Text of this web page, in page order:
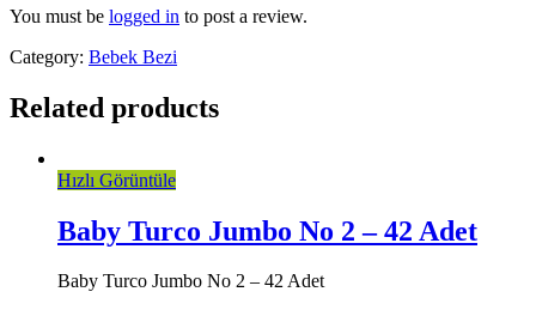
You must be logged in to post a review.
Category: Bebek Bezi
Related products
Hızlı Görüntüle
Baby Turco Jumbo No 2 – 42 Adet
Baby Turco Jumbo No 2 – 42 Adet